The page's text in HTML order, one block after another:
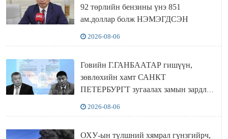
92 төрлийн бензины үнэ 851
ам.доллар болж НЭМЭГДСЭН
2026-08-06
Говийн Г.ГАНБААТАР гишүүн,
зөвлөхийн хамт САНКТ
ПЕТЕРБУРГТ зугаалах замын зардлаа
2026-08-06
ОХУ-ын түлшний хямрал гүнзгийрч,